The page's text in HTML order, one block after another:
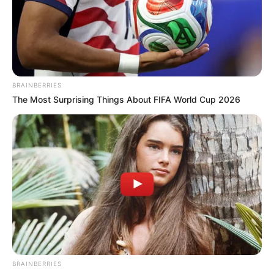
NOTICIAS CARTAGENA
ALCALDÍA DE CARTAGENA
BOLÍVAR
MANTÉNGASE EN ALERTA
Tenemos todas las noticias que le
interesan. Para estar bien informado, por
favor, active las notificaciones de Alerta.
ACTIVAR AHORA
TEMAS DESTACADOS
CORTES DE LUZ EN BOLÍVAR
BRAINBERRIES
The Most Surprising Things About FIFA World Cup 2026
BRAINBERRIES